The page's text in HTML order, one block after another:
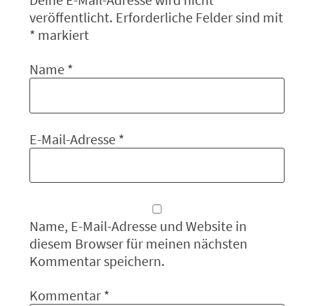
veröffentlicht. Erforderliche Felder sind mit
* markiert
Name *
E-Mail-Adresse *
Name, E-Mail-Adresse und Website in
diesem Browser für meinen nächsten
Kommentar speichern.
Kommentar *